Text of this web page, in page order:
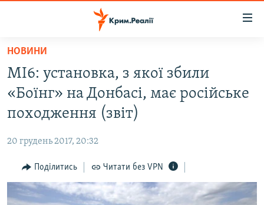
Перейти
основного
матеріалу
до
основної
навігації
Перейти
до
пошуку
ВОДА.КРИМ
БЛОГИ
ПОГЛЯД
ІНТЕРВ'Ю
НОВИНИ
MI6: установка, з якої збили
«Боїнг» на Донбасі, має російське
походження (звіт)
20 грудень 2017, 20:32
Поділитись Читати без VPN